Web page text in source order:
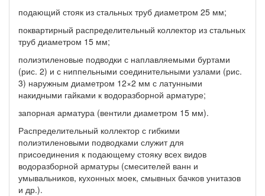
подающий стояк из стальных труб диаметром 25 мм;
поквартирный распределительный коллектор из стальных
труб диаметром 15 мм;
полиэтиленовые подводки с наплавляемыми буртами
(рис. 2) и с ниппельными соединительными узлами (рис.
3) наружным диаметром 12×2 мм с латунными
накидными гайками к водоразборной арматуре;
запорная арматура (вентили диаметром 15 мм).
Распределительный коллектор с гибкими
полиэтиленовыми подводками служит для
присоединения к подающему стояку всех видов
водоразборной арматуры (смесителей ванн и
умывальников, кухонных моек, смывных бачков унитазов
и др.).